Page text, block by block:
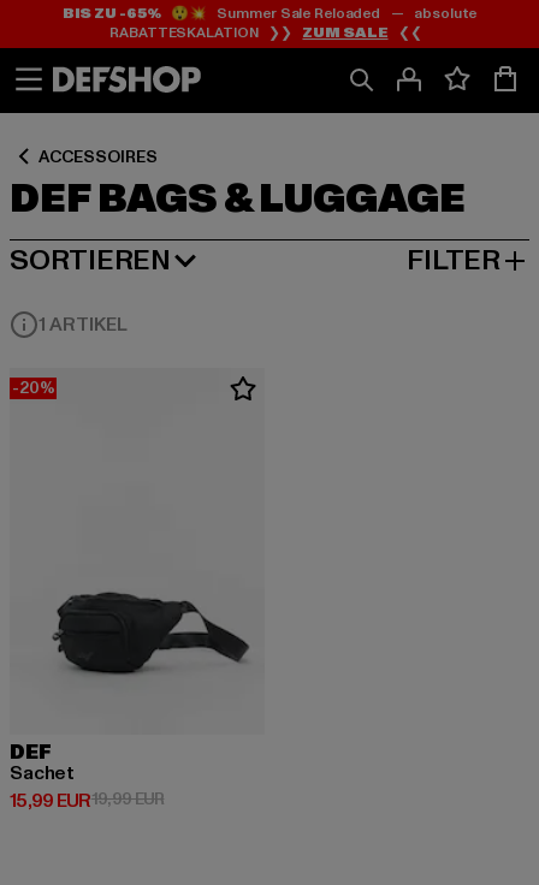
Zum
Inhalt
springen
Zum
Fußzeile
springen
BIS ZU -65%😲💥 Summer Sale Reloaded — absolute
RABATTESKALATION ❯❯ ZUM SALE ❮❮
ACCESSOIRES
DEF BAGS & LUGGAGE
Zum
Produktraster
springen
SORTIEREN
BELIEBTESTE FILTER
1 ARTIKEL
-20%
DEF
Sachet
15,99 EUR
Derzeitiger Preis: 15,99 EUR
19,99 EURAktionspreis: 19,99 EUR